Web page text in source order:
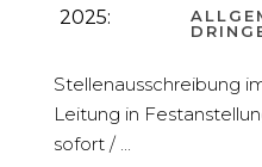
2025:
Stellenausschreibung
Leitung in
sofort /